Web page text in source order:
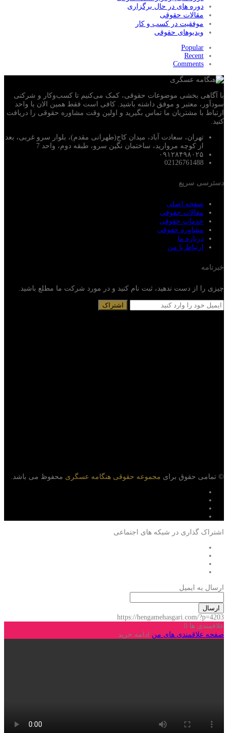
دوره های در حال برگزاری
مقالات حقوقی
موفقیت در کسب و کار
ویدیوهای حقوقی
Popular
Recent
Comments
با آگاهی بخشی موضوعات حقوقی، کمک می‌‎کنیم تا کسب‌وکار و شرکتی
سودآور، معتبر و موفق داشته باشید. کافی است فقط همین الان با واحد
ارتباط با مشتریان ما تماس بگیرید و اولین وقت مشاوره حقوقی را دریافت
کنید.
تهران، سعادت آباد، میدان کاج(طهرانی مقدم)، بلوار سرو غربی، بعد
از کوچه مروارید، ساختمان نگین سرو، طبقه دوم، واحد 7
۰۹۱۲۸۴۹۸۰۲۵
02126761488
دسترسی سریع
صفحه اصلی
مقالات حقوقی
خدمات حقوقی
مشاوره حقوقی
درباره ما
ارتباط با من
خبرنامه
چیزی را از دست ندهید، ثبت نام کنید و در مورد شرکت ما مطلع باشید.
© تمامی حقوق برای مجموعه حقوقی هنگامه عسگری محفوظ می باشد.
اشتراک گذاری در شبکه های اجتماعی
ارسال به ایمیل
ارسال
https://hengamehasgari.com/?p=4203
علاقمندی ها 0
صفحه علاقمندی های من ادامه خرید